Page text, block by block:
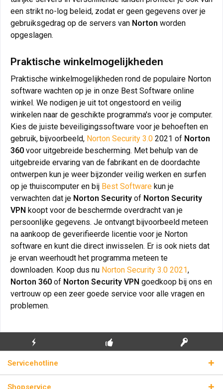
een strikt no-log beleid, zodat er geen gegevens over je
gebruiksgedrag op de servers van Norton worden
opgeslagen.
Praktische winkelmogelijkheden
Praktische winkelmogelijkheden rond de populaire Norton
software wachten op je in onze Best Software online
winkel. We nodigen je uit tot ongestoord en veilig
winkelen naar de geschikte programma's voor je computer.
Kies de juiste beveiligingssoftware voor je behoeften en
gebruik, bijvoorbeeld, Norton Security 3.0 2021 of Norton
360 voor uitgebreide bescherming. Met behulp van de
uitgebreide ervaring van de fabrikant en de doordachte
ontwerpen kun je weer bijzonder veilig werken en surfen
op je thuiscomputer en bij Best Software kun je
verwachten dat je Norton Security of Norton Security
VPN koopt voor de beschermde overdracht van je
persoonlijke gegevens. Je ontvangt bijvoorbeeld meteen
na aankoop de geverifieerde licentie voor je Norton
software en kunt die direct inwisselen. Er is ook niets dat
je ervan weerhoudt het programma meteen te
downloaden. Koop dus nu Norton Security 3.0 2021,
Norton 360 of Norton Security VPN goedkoop bij ons en
vertrouw op een zeer goede service voor alle vragen en
problemen.
BLIKSEMVERZENDING
LICENTIESLEUTELS
Servicehotline
Shopservice